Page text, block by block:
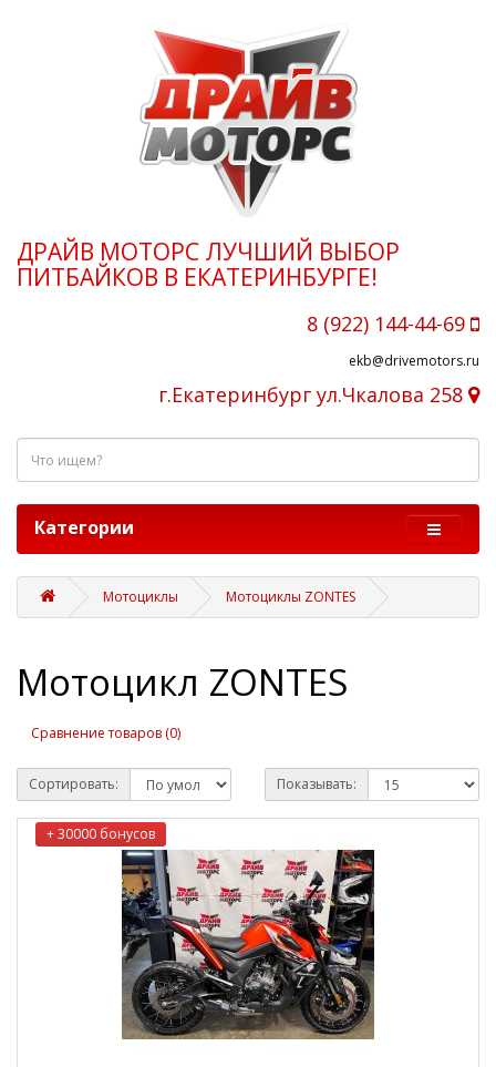
ДРАЙВ МОТОРС ЛУЧШИЙ ВЫБОР
ПИТБАЙКОВ В ЕКАТЕРИНБУРГЕ!
8 (922) 144-44-69
ekb@drivemotors.ru
г.Екатеринбург ул.Чкалова 258
Категории
Мотоциклы Мотоциклы ZONTES
Мотоцикл ZONTES
Сравнение товаров (0)
Сортировать: Показывать:
+ 30000 бонусов